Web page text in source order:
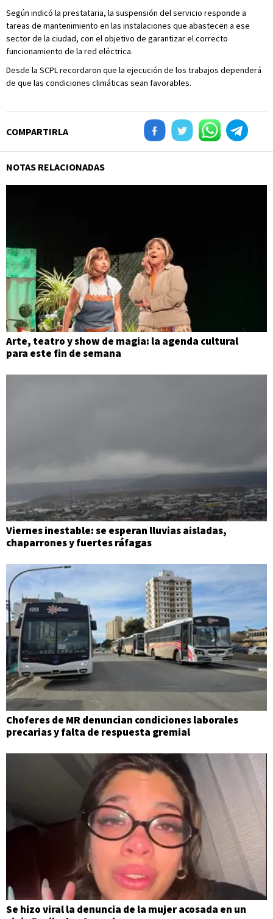
Según indicó la prestataria, la suspensión del servicio responde a
tareas de mantenimiento en las instalaciones que abastecen a ese
sector de la ciudad, con el objetivo de garantizar el correcto
funcionamiento de la red eléctrica.
Desde la SCPL recordaron que la ejecución de los trabajos dependerá
de que las condiciones climáticas sean favorables.
COMPARTIRLA
NOTAS RELACIONADAS
Arte, teatro y show de magia: la agenda cultural
para este fin de semana
Viernes inestable: se esperan lluvias aisladas,
chaparrones y fuertes ráfagas
Choferes de MR denuncian condiciones laborales
precarias y falta de respuesta gremial
Se hizo viral la denuncia de la mujer acosada en un